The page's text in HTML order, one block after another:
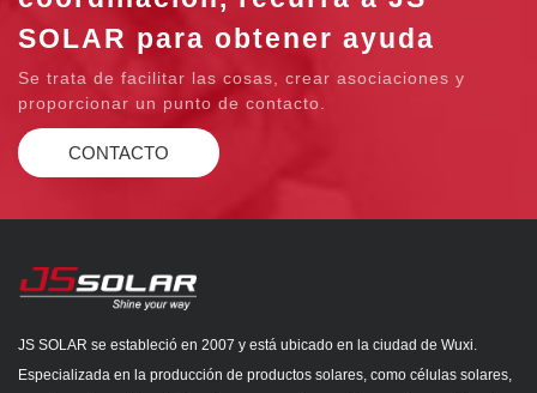
SOLAR para obtener ayuda
Se trata de facilitar las cosas, crear asociaciones y
proporcionar un punto de contacto.
CONTACTO
JS SOLAR se estableció en 2007 y está ubicado en la ciudad de Wuxi.
Especializada en la producción de productos solares, como células solares,